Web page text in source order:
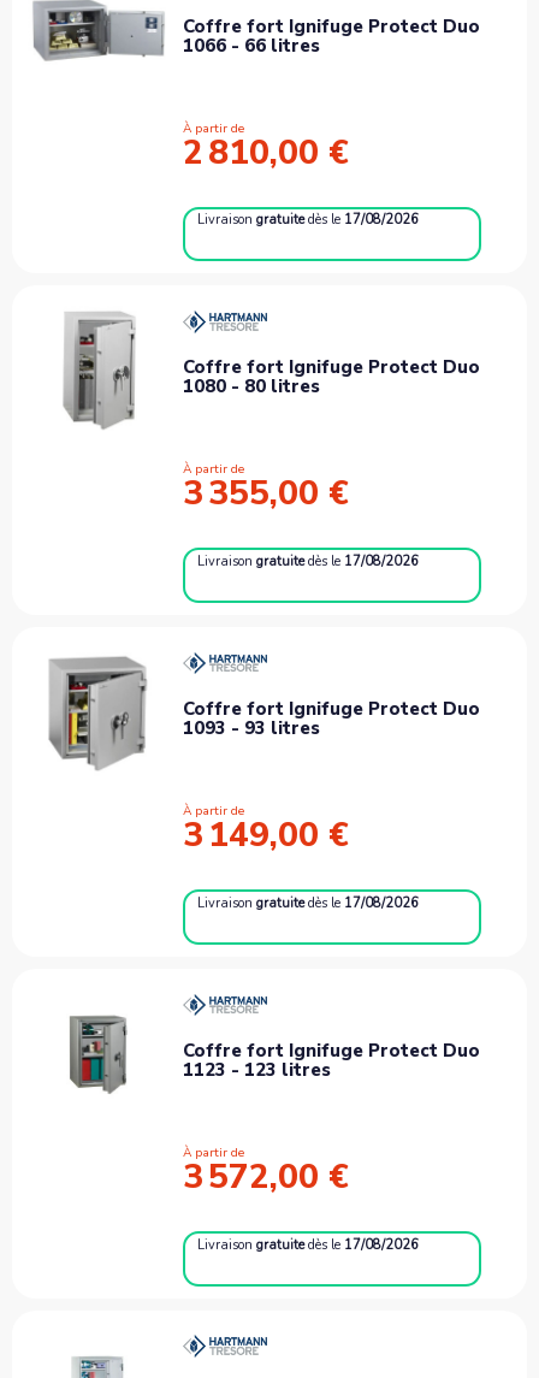
Coffre fort Ignifuge Protect Duo
1066 - 66 litres
À partir de
2 810,00 €
Livraisongratuite dès le 17/08/2026
Coffre fort Ignifuge Protect Duo
1080 - 80 litres
À partir de
3 355,00 €
Livraisongratuite dès le 17/08/2026
Coffre fort Ignifuge Protect Duo
1093 - 93 litres
À partir de
3 149,00 €
Livraisongratuite dès le 17/08/2026
Coffre fort Ignifuge Protect Duo
1123 - 123 litres
À partir de
3 572,00 €
Livraisongratuite dès le 17/08/2026